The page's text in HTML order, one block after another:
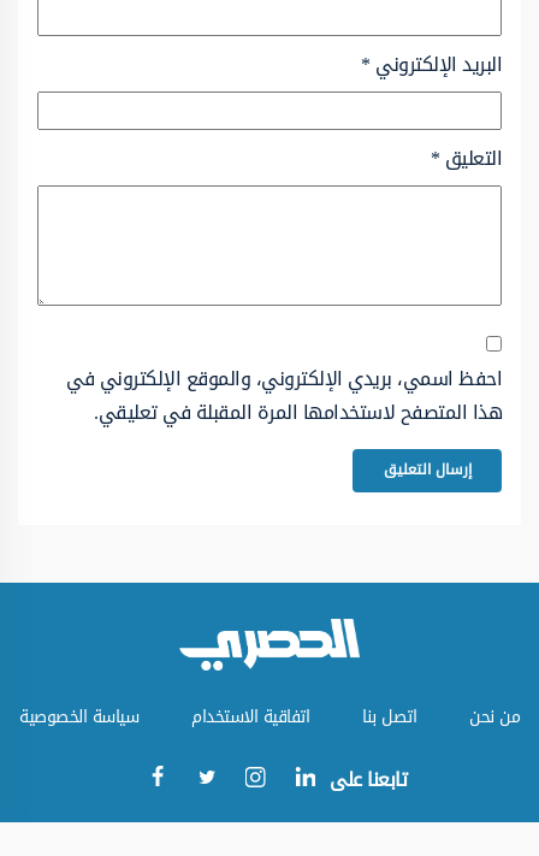
البريد الإلكتروني*
التعليق*
احفظ اسمي، بريدي الإلكتروني، والموقع الإلكتروني في
هذا المتصفح لاستخدامها المرة المقبلة في تعليقي.
من نحن اتصل بنا اتفاقية الاستخدام سياسة الخصوصية
تابعنا على